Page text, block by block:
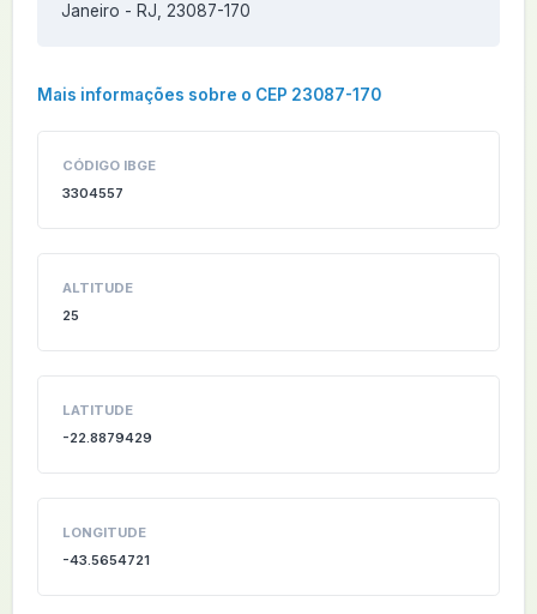
Janeiro - RJ, 23087-170
Mais informações sobre o CEP 23087-170
CÓDIGO IBGE
3304557
ALTITUDE
25
LATITUDE
-22.8879429
LONGITUDE
-43.5654721